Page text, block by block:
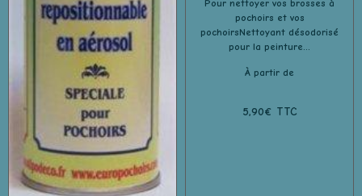
Pour nettoyer vos brosses à
pochoirs et vos
pochoirsNettoyant désodorisé
pour la peinture...
À partir de
5,90€ TTC